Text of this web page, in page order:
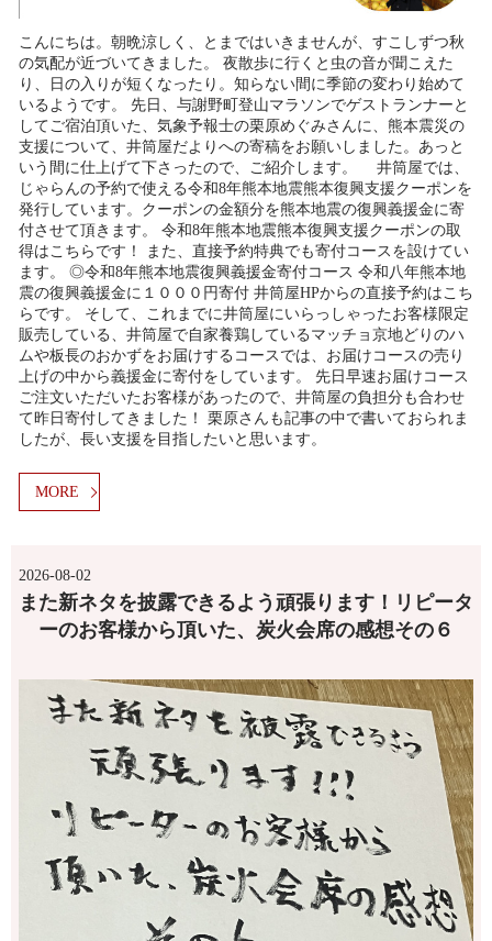
こんにちは。朝晩涼しく、とまではいきませんが、すこしずつ秋
の気配が近づいてきました。 夜散歩に行くと虫の音が聞こえた
り、日の入りが短くなったり。知らない間に季節の変わり始めて
いるようです。 先日、与謝野町登山マラソンでゲストランナーと
してご宿泊頂いた、気象予報士の栗原めぐみさんに、熊本震災の
支援について、井筒屋だよりへの寄稿をお願いしました。あっと
いう間に仕上げて下さったので、ご紹介します。 井筒屋では、
じゃらんの予約で使える令和8年熊本地震熊本復興支援クーポンを
発行しています。クーポンの金額分を熊本地震の復興義援金に寄
付させて頂きます。 令和8年熊本地震熊本復興支援クーポンの取
得はこちらです！ また、直接予約特典でも寄付コースを設けてい
ます。 ◎令和8年熊本地震復興義援金寄付コース 令和八年熊本地
震の復興義援金に１０００円寄付 井筒屋HPからの直接予約はこち
らです。 そして、これまでに井筒屋にいらっしゃったお客様限定
販売している、井筒屋で自家養鶏しているマッチョ京地どりのハ
ムや板長のおかずをお届けするコースでは、お届けコースの売り
上げの中から義援金に寄付をしています。 先日早速お届けコース
ご注文いただいたお客様があったので、井筒屋の負担分も合わせ
て昨日寄付してきました！ 栗原さんも記事の中で書いておられま
したが、長い支援を目指したいと思います。
MORE
2026-08-02
また新ネタを披露できるよう頑張ります！リピータ
ーのお客様から頂いた、炭火会席の感想その６